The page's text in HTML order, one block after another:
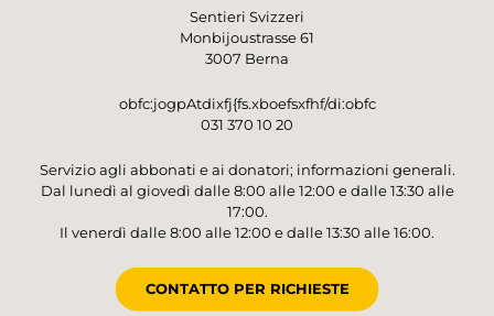
Sentieri Svizzeri
Monbijoustrasse 61
3007 Berna
obfc:jogpAtdixfj{fs.xboefsxfhf/di:obfc
031 370 10 20
Servizio agli abbonati e ai donatori; informazioni generali.
Dal lunedì al giovedì dalle 8:00 alle 12:00 e dalle 13:30 alle
17:00.
Il venerdì dalle 8:00 alle 12:00 e dalle 13:30 alle 16:00.
CONTATTO PER RICHIESTE